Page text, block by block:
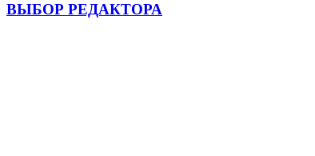
ВЫБОР РЕДАКТОРА